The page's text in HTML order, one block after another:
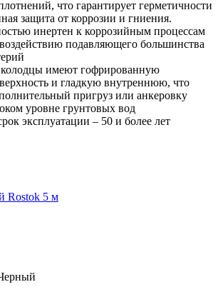
что гарантирует герметичности
защита от коррозии и гниения.
инертен к коррозийным процессам
подавляющего большинства
имеют гофрированную
и гладкую внутреннюю, что
пригруз или анкеровку
уровне грунтовых вод
эксплуатации – 50 и более лет
Rostok 5 м